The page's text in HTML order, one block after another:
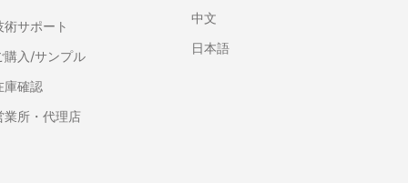
術サポート
購入/サンプル
庫確認
業所・代理店
中文
日本語